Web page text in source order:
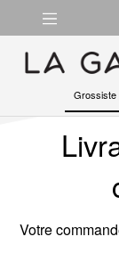
Grossiste
Votre
Gérer les préférences